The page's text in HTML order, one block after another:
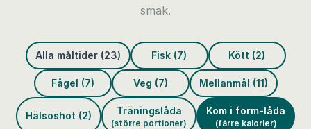
smak.
Alla måltider (23) Fisk (7) Kött (2)
Fågel (7) Veg (7) Mellanmål (11)
Hälsoshot (2) Träningslåda
(större portioner)
Kom i form-låda
(färre kalorier)